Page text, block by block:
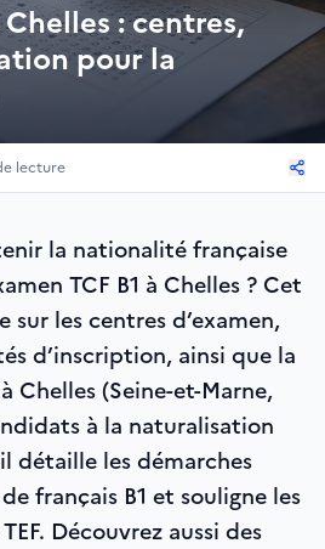
: centres,
pour la
lecture
la nationalité française
TCF B1 à Chelles ? Cet
les centres d’examen,
d’inscription, ainsi que la
Chelles (Seine-et-Marne,
à la naturalisation
détaille les démarches
français B1 et souligne les
Découvrez aussi des